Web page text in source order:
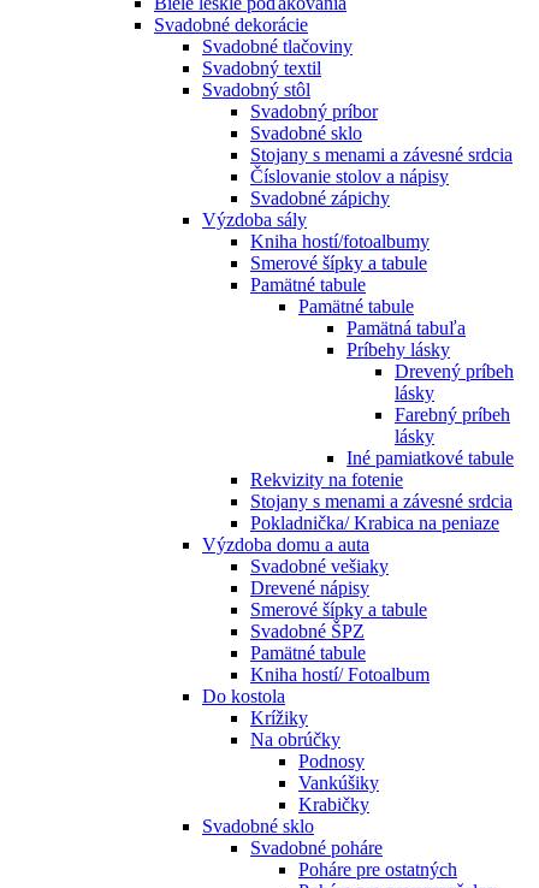
Svadobné dekorácie
Svadobné tlačoviny
Svadobný textil
Svadobný stôl
Svadobný príbor
Svadobné sklo
Stojany s menami a závesné srdcia
Číslovanie stolov a nápisy
Svadobné zápichy
Výzdoba sály
Kniha hostí/fotoalbumy
Smerové šípky a tabule
Pamätné tabule
Pamätné tabule
Pamätná tabuľa
Príbehy lásky
Drevený príbeh
lásky
Farebný príbeh
lásky
Iné pamiatkové tabule
Rekvizity na fotenie
Stojany s menami a závesné srdcia
Pokladnička/ Krabica na peniaze
Výzdoba domu a auta
Svadobné vešiaky
Drevené nápisy
Smerové šípky a tabule
Svadobné ŠPZ
Pamätné tabule
Kniha hostí/ Fotoalbum
Do kostola
Krížiky
Na obrúčky
Podnosy
Vankúšiky
Krabičky
Svadobné sklo
Svadobné poháre
Poháre pre ostatných